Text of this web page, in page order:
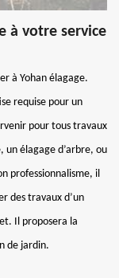
à votre service
à Yohan élagage.
requise pour un
pour tous travaux
élagage d’arbre, ou
professionnalisme, il
des travaux d’un
Il proposera la
de jardin.